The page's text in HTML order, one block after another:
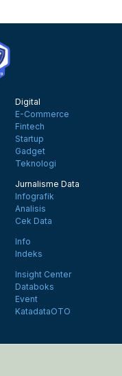
Digital
E-Commerce
Fintech
Startup
Gadget
Teknologi
Jurnalisme Data
Infografik
Analisis
Cek Data
Info
Indeks
Insight Center
Databoks
Event
KatadataOTO